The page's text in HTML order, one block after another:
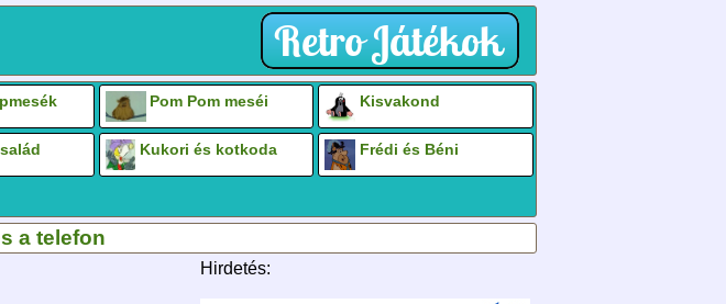
Pom Pom meséi Kisvakond
Kukori és kotkoda Frédi és Béni
a telefon
Hirdetés: